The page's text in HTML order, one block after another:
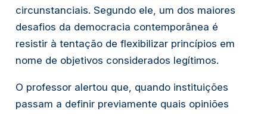
circunstanciais. Segundo ele, um dos maiores
desafios da democracia contemporânea é
resistir à tentação de flexibilizar princípios em
nome de objetivos considerados legítimos.
O professor alertou que, quando instituições
passam a definir previamente quais opiniões